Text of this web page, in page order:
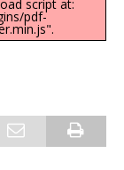
script at:
pdf-